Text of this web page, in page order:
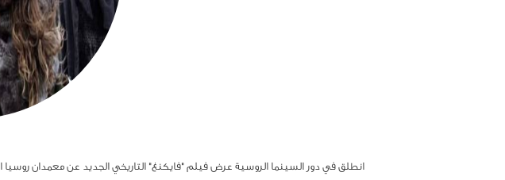
انطلق في دور السينما الروسية عرض فيلم "فايكنغ" التاريخي الجديد عن معمدان روسيا